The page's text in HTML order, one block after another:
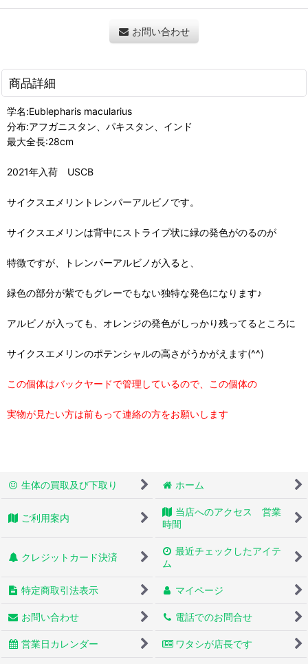
お問い合わせ
商品詳細
学名:Eublepharis macularius
分布:アフガニスタン、パキスタン、インド
最大全長:28cm
2021年入荷 USCB
サイクスエメリントレンパーアルビノです。
サイクスエメリンは背中にストライプ状に緑の発色がのるのが
特徴ですが、トレンパーアルビノが入ると、
緑色の部分が紫でもグレーでもない独特な発色になります♪
アルビノが入っても、オレンジの発色がしっかり残ってるところに
サイクスエメリンのポテンシャルの高さがうかがえます(^^)
この個体はバックヤードで管理しているので、この個体の
実物が見たい方は前もって連絡の方をお願いします
生体の買取及び下取り ホーム
ご利用案内
当店へのアクセス 営業
時間
クレジットカード決済
最近チェックしたアイテ
ム
特定商取引法表示 マイページ
お問い合わせ 電話でのお問合せ
営業日カレンダー ワタシが店長です